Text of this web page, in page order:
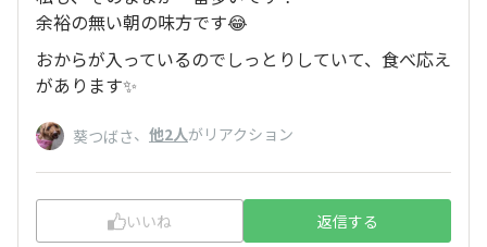
余裕の無い朝の味方です😂
おからが入っているのでしっとりしていて、食べ応え
があります✨
葵つばさ、 他2人がリアクション
いいね 返信する